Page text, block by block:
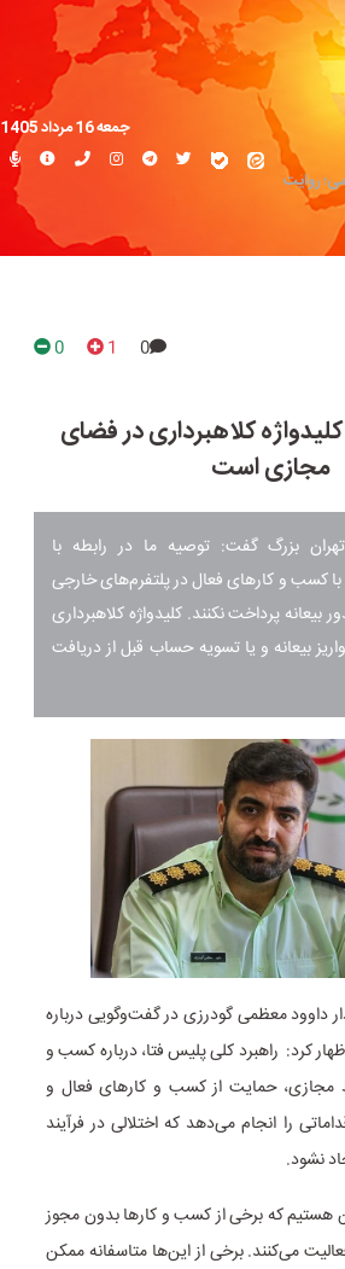
روایت
جمعه 16 مرداد 1405
0
1
0
کلیدواژه کلاهبرداری در فضای
مجازی است
بزرگ گفت: توصیه ما در رابطه با
با کسب و کارهای فعال در پلتفرم‌های خارجی
پرداخت نکنند. کلیدواژه کلاهبرداری
بیعانه و یا تسویه حساب قبل از دریافت
داوود معظمی گودرزی در گفت‌وگویی درباره
کرد: راهبرد کلی پلیس فتا، درباره کسب و
مجازی، حمایت از کسب و کارهای فعال و
را انجام می‌دهد که اختلالی در فرآیند
نشود.
هستیم که برخی از کسب و کارها بدون مجوز
می‌کنند. برخی از این‌ها متاسفانه ممکن